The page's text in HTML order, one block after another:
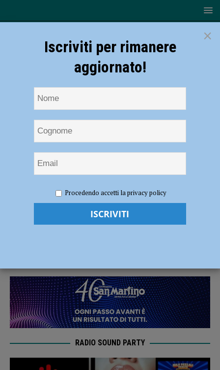
primo derby: Fumara MioVolley battuto 3-0
Alseno controlla e fa suo il primo derby:
RADIO SOUND PARTY
×
Iscriviti per rimanere
aggiornato!
Procedendo accetti la privacy policy